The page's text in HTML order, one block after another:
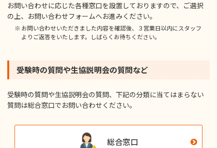
お問い合わせに応じた各種窓⼝を設置しておりますので、ご選択
の上、お問い合わせフォームへお進みください。
お問い合わせいただきました内容を確認後、３営業⽇以内にスタッフ
よりご返答をいたします。しばらくお待ちください。
受験時の質問や⽣協説明会の質問など
受験時の質問や⽣協説明会の質問、下記の分類に当てはまらない
質問は総合窓⼝でお問い合わせください。
総合窓口